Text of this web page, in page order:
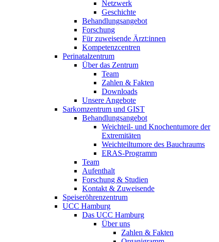
Netzwerk
Geschichte
Behandlungsangebot
Forschung
Für zuweisende Ärzt:innen
Kompetenzcentren
Perinatalzentrum
Über das Zentrum
Team
Zahlen & Fakten
Downloads
Unsere Angebote
Sarkomzentrum und GIST
Behandlungsangebot
Weichteil- und Knochentumore der
Extremitäten
Weichteiltumore des Bauchraums
ERAS-Programm
Team
Aufenthalt
Forschung & Studien
Kontakt & Zuweisende
Speiseröhrenzentrum
UCC Hamburg
Das UCC Hamburg
Über uns
Zahlen & Fakten